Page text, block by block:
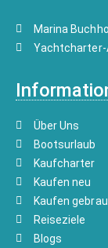
Marina
Yachtcharter-
Über Uns
Bootsurlaub
Kaufcharter
Kaufen neu
Kaufen
Reiseziele
Blogs